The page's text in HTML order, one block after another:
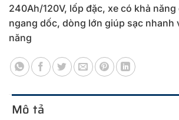
240Ah/120V, lốp đặc, xe có khả
ngang dốc, dòng lớn giúp sạc nhanh
năng
Mô tả